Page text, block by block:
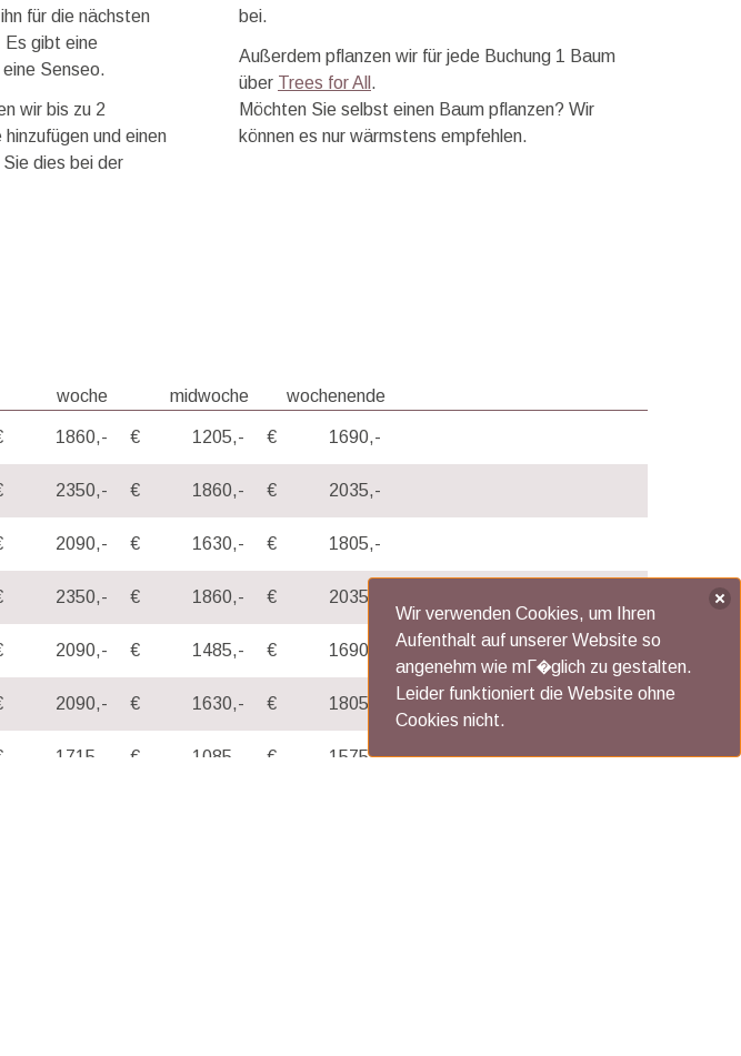
für die nächsten
Es gibt eine
Senseo.
wir bis zu 2
und einen
dies bei der
bei.
Außerdem pflanzen wir für jede Buchung 1 Baum
über Trees for All .
Möchten Sie selbst einen Baum pflanzen? Wir
können es nur wärmstens empfehlen.
woche midwoche wochenende
1860,- € 1205,- € 1690,-
2350,- € 1860,- € 2035,-
2090,- € 1630,- € 1805,-
2350,- € 1860,- € 2035,-
2090,- € 1485,- € 1690,-
2090,- € 1630,- € 1805,-
1715,- € 1085,- € 1575,-
Wir verwenden Cookies, um Ihren
Aufenthalt auf unserer Website so
angenehm wie mГ�glich zu gestalten.
Leider funktioniert die Website ohne
Cookies nicht.